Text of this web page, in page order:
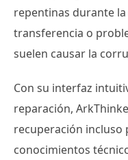
repentinas durante
transferencia o
suelen causar la
Con su interfaz
reparación,
recuperación incluso
conocimientos